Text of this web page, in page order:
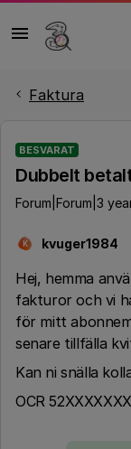
Faktura
BESVARAT
Dubbelt
Forum|Forum|3
K kvuger1984
Hej, hemma
fakturor och vi
för mitt
senare tillfälla
Kan ni snälla
OCR